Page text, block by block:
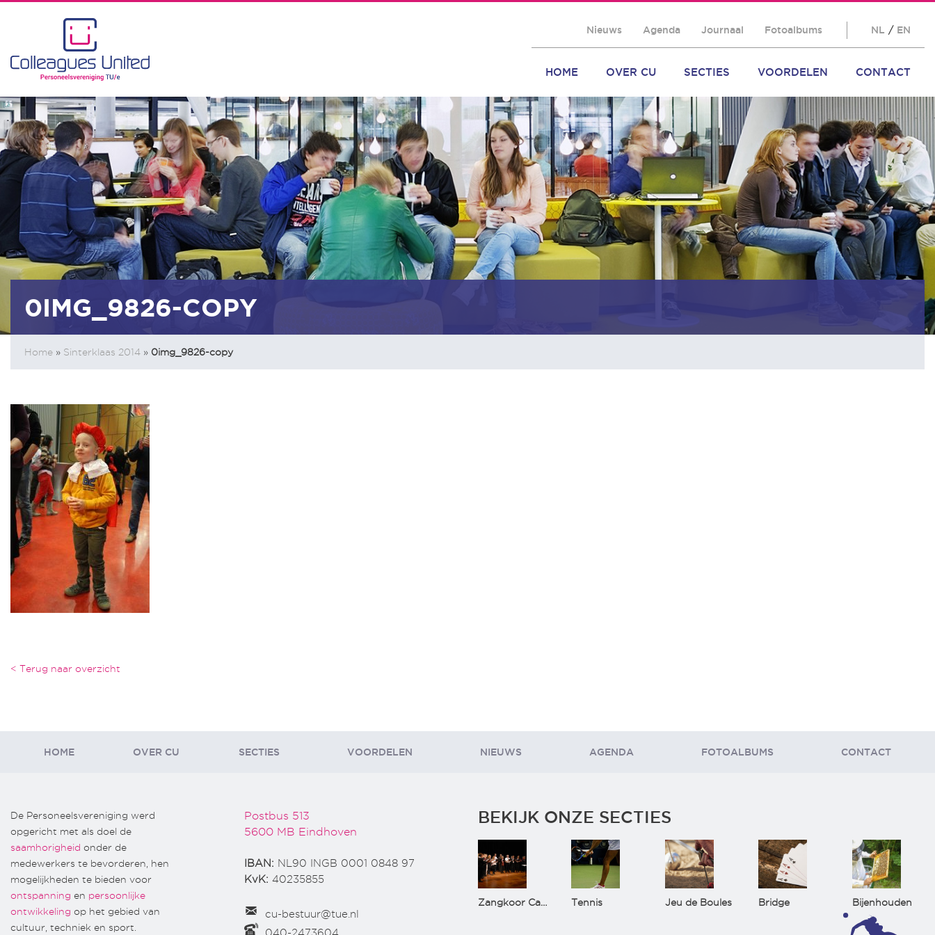
Nieuws Agenda Journaal Fotoalbums NL / EN
HOME OVER CU SECTIES VOORDELEN CONTACT
0IMG_9826-COPY
Home » Sinterklaas 2014 » 0img_9826-copy
< Terug naar overzicht
HOME OVER CU SECTIES VOORDELEN NIEUWS AGENDA FOTOALBUMS CONTACT
De Personeelsvereniging werd
opgericht met als doel de
saamhorigheid onder de
medewerkers te bevorderen, hen
mogelijkheden te bieden voor
ontspanning en persoonlijke
ontwikkeling op het gebied van
cultuur, techniek en sport.
Postbus 513
5600 MB Eindhoven
IBAN: NL90 INGB 0001 0848 97
KvK: 40235855
cu-bestuur@tue.nl
040-2473604
BEKIJK ONZE SECTIES
Zangkoor CantaTu Tennis Jeu de Boules Bridge Bijenhouden